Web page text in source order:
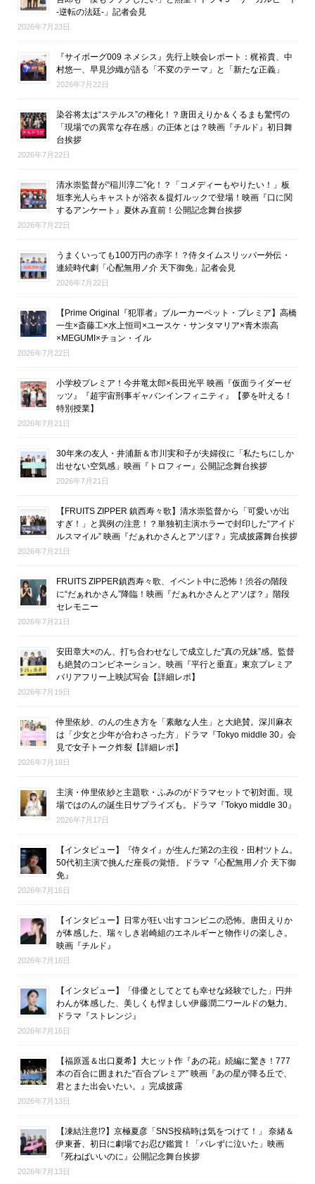
-逆転の法廷-」記者会見
2026年7月23日
『サイボーグ009 ネメシス』先行上映会レポート：梶裕貴、中
村悠一、早見沙織が語る「不変のテーマ」と「新たな正義」
2026年7月22日
染谷将太は“ステルス”の権化！？唐田えりか＆くるまも驚愕の
「現場での異常な存在感」の正体とは？映画『チルド』初日舞
台挨拶
2026年7月22日
清水崇監督が“稲川淳二”化！？「コメディーもやりたい！」板
垣李光人らキャストが浴衣＆提灯ルックで登場！映画『口に関
するアンケート』夏休み直前！公開記念舞台挨拶
2026年7月22日
うまくいっても100万円の赤字！？侍タイムスリッパー外伝・
連続時代劇「心配無用ノ介 天下御免」記者会見
2026年7月22日
【Prime Original『犯罪者』ブルーカーペット・プレミア】高橋
一生×斎藤工×水上恒司×ユースケ・サンタマリア×青木崇高
×MEGUMI×チョン・イル
2026年7月22日
小学校プレミア！今井竜太郎×長田光平 映画『仮面ライダーゼ
ッツ』『超宇宙刑事ギャバンインフィニティ』【夢を叶える！
特別授業】
2026年7月21日
30年来の友人・井浦新＆市川実和子が夫婦役に「私たちにしか
出せない空気感」映画『トロフィー』公開記念舞台挨拶
2026年7月21日
【FRUITS ZIPPER 鎮西寿々歌】清水崇監督から「可愛いが出
すぎ！」と異例の注意！？単独初主演ホラーで封印した“アイド
ルスマイル” 映画『だぁれかさんとアソぼ？』完成披露舞台挨拶
2026年7月21日
FRUITS ZIPPER鎮西寿々歌、イベント中に恐怖！渋谷の階段
に“だぁれかさん”降臨！映画『だぁれかさんとアソぼ？』階段
セレモニー
2026年7月21日
安田章大×のん、打ち合わせなしで成立した“真の兄妹”感。監督
も絶賛のコンビネーション。映画『平行と垂直』東京プレミア
バリアフリー上映試写会【詳細レポ】
2026年7月19日
仲里依紗、のんの生き方を「素敵な人生」と大絶賛。深川麻衣
は「少女と少年が合わさった方」ドラマ『Tokyo middle 30』会
見で女子トーク炸裂【詳細レポ】
2026年7月18日
主演・仲里依紗と主題歌・ふみのがドラマセットで初対面。現
場ではのんの誕生日サプライズも。ドラマ『Tokyo middle 30』
2026年7月17日
【インタビュー】『侍タイ』が生んだ第2の主役・田村ツトム。
50代初主演で挑んだ座長の覚悟。ドラマ『心配無用ノ介 天下御
免』
2026年7月16日
【インタビュー】日常が狂い出すコンビニの恐怖。唐田えりか
が体感した、瑞々しき岩崎組のエネルギーと物作りの楽しさ。
映画『チルド』
2026年7月16日
【インタビュー】「俳優としてとても幸せな経験でした」円井
わんが体感した、美しくも悍ましい伊藤潤二ワールドの魅力。
ドラマ『ストレンジ』
2026年7月16日
【福原遥＆出口夏希】大ヒット作『あの花』続編に驚き！777
本の百合に囲まれた“百合プレミア” 映画『あの星が降る丘で、
君とまた出会いたい。』完成披露
2026年7月13日
【凍結注意!?】京極夏彦「SNS投稿時は気をつけて！」 奈緒＆
伊東蒼、初日に劇場でお忍び鑑賞！「バレずに泣いた」映画
『死ねばいいのに』公開記念舞台挨拶
2026年7月13日